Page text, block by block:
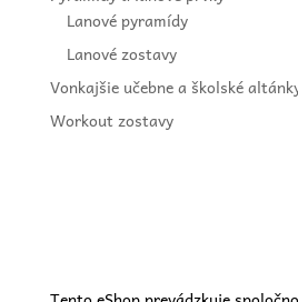
Lanové pyramídy
Lanové zostavy
Vonkajšie učebne a školské
Workout zostavy